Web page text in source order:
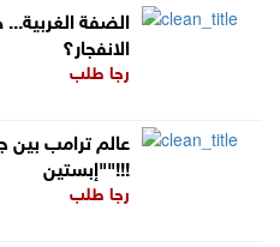
الضفة
الانفجار؟
رجا طلب
عالم ترامب بين
"إبستين"!!!
رجا طلب